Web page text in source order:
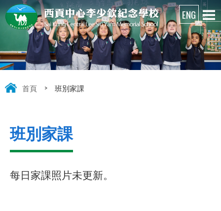
首頁 > 班別家課
班別家課
每日家課照片未更新。